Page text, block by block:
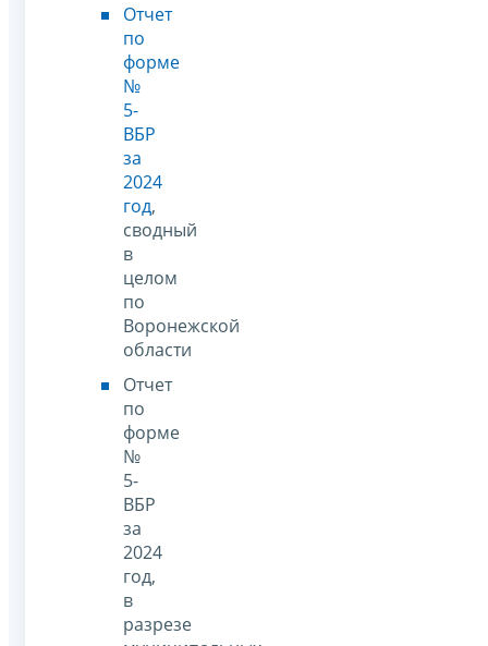
Отчет
по
форме
№
5-
ВБР
за
2024
год,
сводный
в
целом
по
Воронежской
области
Отчет
по
форме
№
5-
ВБР
за
2024
год,
в
разрезе